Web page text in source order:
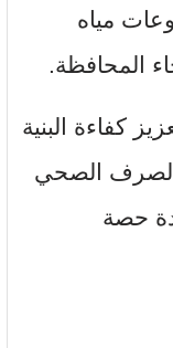
مياه
المحافظة.
كفاءة البنية
الصحي
حصة